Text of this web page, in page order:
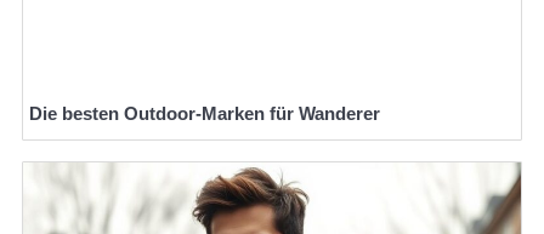
Die besten Outdoor-Marken für Wanderer